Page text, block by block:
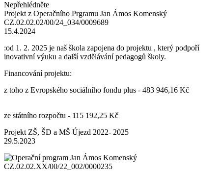
Nepřehlédněte
Projekt z Operačního Prgramu Jan Ámos Komenský
CZ.02.02.02/00/24_034/0009689
15.4.2024
:od 1. 2. 2025 je naš škola zapojena do projektu , který podpoří
inovativní výuku a další vzdělávání pedagogů školy.
Financování projektu:
z toho z Evropského sociálního fondu plus - 483 946,16 Kč
ze státního rozpočtu - 115 192,25 Kč
Projekt ZŠ, ŠD a MŠ Újezd 2022- 2025
29.5.2023